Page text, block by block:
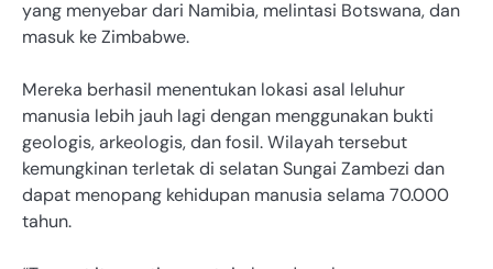
yang menyebar dari Namibia, melintasi Botswana, dan
masuk ke Zimbabwe.
Mereka berhasil menentukan lokasi asal leluhur
manusia lebih jauh lagi dengan menggunakan bukti
geologis, arkeologis, dan fosil. Wilayah tersebut
kemungkinan terletak di selatan Sungai Zambezi dan
dapat menopang kehidupan manusia selama 70.000
tahun.